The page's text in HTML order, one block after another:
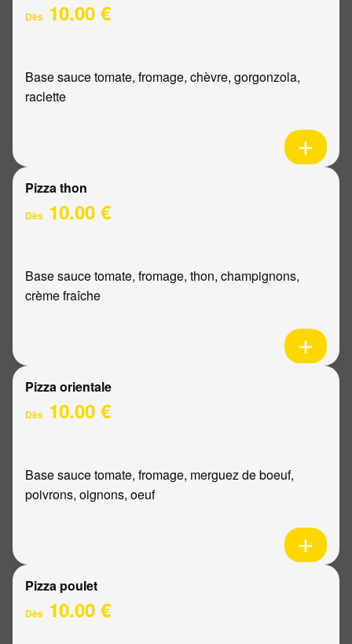
Dès 10.00 €
Base sauce tomate, fromage, chèvre, gorgonzola,
raclette
Pizza thon
Dès 10.00 €
Base sauce tomate, fromage, thon, champignons,
crème fraîche
Pizza orientale
Dès 10.00 €
Base sauce tomate, fromage, merguez de boeuf,
poivrons, oignons, oeuf
Pizza poulet
Dès 10.00 €